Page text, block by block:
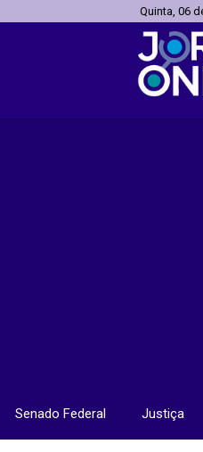
Quinta, 06
Senado Federal Justiça